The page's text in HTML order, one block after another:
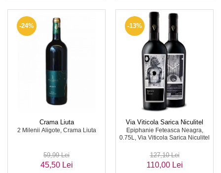
-24%
Crama Liuta
2 Milenii Aligote, Crama Liuta
59,99 Lei
45,50 Lei
-13%
Via Viticola Sarica Niculitel
Epiphanie Feteasca Neagra,
0.75L, Via Viticola Sarica Niculitel
127,10 Lei
110,00 Lei